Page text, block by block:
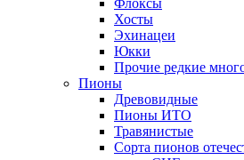
Флоксы
Хосты
Эхинацеи
Юкки
Прочие редкие
Пионы
Древовидные
Пионы ИТО
Травянистые
Сорта пионов